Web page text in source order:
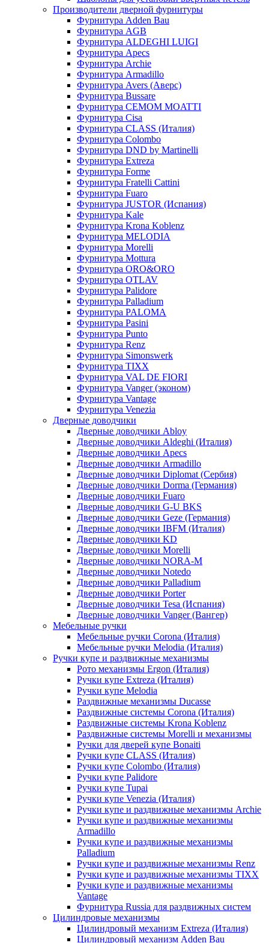
Производители дверной фурнитуры
Фурнитура Adden Bau
Фурнитура AGB
Фурнитура ALDEGHI LUIGI
Фурнитура Apecs
Фурнитура Archie
Фурнитура Armadillo
Фурнитура Avers (Аверс)
Фурнитура Bussare
Фурнитура CEMOM MOATTI
Фурнитура Cisa
Фурнитура CLASS (Италия)
Фурнитура Colombo
Фурнитура DND by Martinelli
Фурнитура Extreza
Фурнитура Forme
Фурнитура Fratelli Cattini
Фурнитура Fuaro
Фурнитура JUSTOR (Испания)
Фурнитура Kale
Фурнитура Krona Koblenz
Фурнитура MELODIA
Фурнитура Morelli
Фурнитура Mottura
Фурнитура ORO&ORO
Фурнитура OTLAV
Фурнитура Palidore
Фурнитура Palladium
Фурнитура PALOMA
Фурнитура Pasini
Фурнитура Punto
Фурнитура Renz
Фурнитура Simonswerk
Фурнитура TIXX
Фурнитура VAL DE FIORI
Фурнитура Vanger (эконом)
Фурнитура Vantage
Фурнитура Venezia
Дверные доводчики
Дверные доводчики Abloy
Дверные доводчики Aldeghi (Италия)
Дверные доводчики Apecs
Дверные доводчики Armadillo
Дверные доводчики Diplomat (Сербия)
Дверные доводчики Dorma (Германия)
Дверные доводчики Fuaro
Дверные доводчики G-U BKS
Дверные доводчики Geze (Германия)
Дверные доводчики IBFM (Италия)
Дверные доводчики KD
Дверные доводчики Morelli
Дверные доводчики NORA-M
Дверные доводчики Notedo
Дверные доводчики Palladium
Дверные доводчики Porter
Дверные доводчики Tesa (Испания)
Дверные доводчики Vanger (Вангер)
Мебельные ручки
Мебельные ручки Corona (Италия)
Мебельные ручки Melodia (Италия)
Ручки купе и раздвижные механизмы
Рото механизмы Ergon (Италия)
Ручки купе Extreza (Италия)
Ручки купе Melodia
Раздвижные механизмы Ducasse
Раздвижные системы Corona (Италия)
Раздвижные системы Krona Koblenz
Раздвижные системы Morelli и механизмы
Ручки для дверей купе Bonaiti
Ручки купе CLASS (Италия)
Ручки купе Colombo (Италия)
Ручки купе Palidore
Ручки купе Tupai
Ручки купе Venezia (Италия)
Ручки купе и раздвижные механизмы Archie
Ручки купе и раздвижные механизмы
Armadillo
Ручки купе и раздвижные механизмы
Palladium
Ручки купе и раздвижные механизмы Renz
Ручки купе и раздвижные механизмы TIXX
Ручки купе и раздвижные механизмы
Vantage
Фурнитура Russia для раздвижных систем
Цилиндровые механизмы
Цилиндровый механизм Extreza (Италия)
Цилиндровый механизм Adden Bau